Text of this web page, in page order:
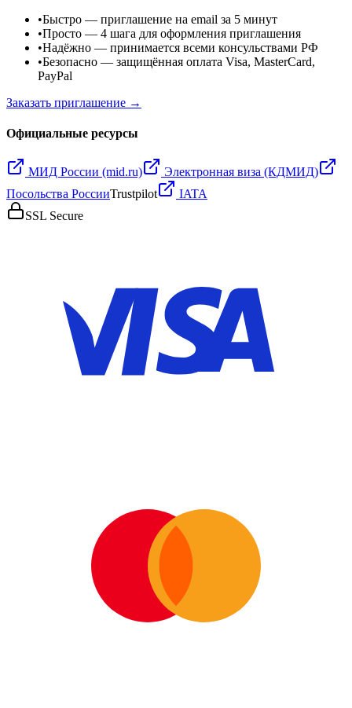
•Быстро — приглашение на email за 5 минут
•Просто — 4 шага для оформления приглашения
•Надёжно — принимается всеми консульствами РФ
•Безопасно — защищённая оплата Visa, MasterCard,
PayPal
Заказать приглашение →
Официальные ресурсы
МИД России (mid.ru)
Электронная виза (КДМИД)
Посольства РоссииTrustpilot
IATA
SSL Secure